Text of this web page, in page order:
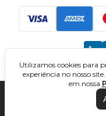
Principais
CNU
TCU
DIREÇÃO CONCURSOS -
DIREITOS
Utilizamos cookies para
experiência no nosso
em nossa